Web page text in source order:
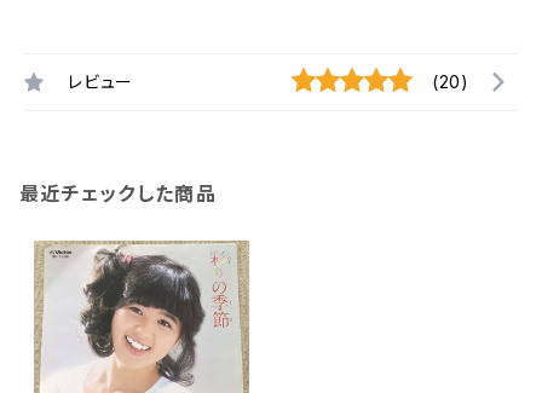
レビュー (20)
最近チェックした商品